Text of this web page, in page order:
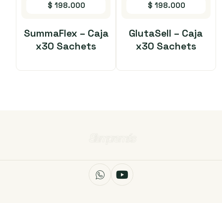
$ 198.000
SummaFlex – Caja
x30 Sachets
$ 198.000
GlutaSell – Caja
x30 Sachets